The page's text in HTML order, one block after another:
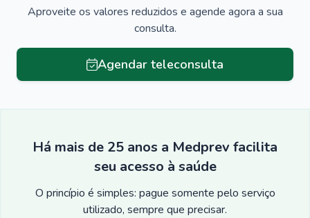
Aproveite os valores reduzidos e agende agora a sua
consulta.
Agendar teleconsulta
Há mais de 25 anos a Medprev facilita
seu acesso à saúde
O princípio é simples: pague somente pelo serviço
utilizado, sempre que precisar.